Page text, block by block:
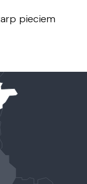
pieciem